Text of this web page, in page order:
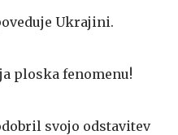
Ukrajini.
ploska fenomenu!
svojo odstavitev